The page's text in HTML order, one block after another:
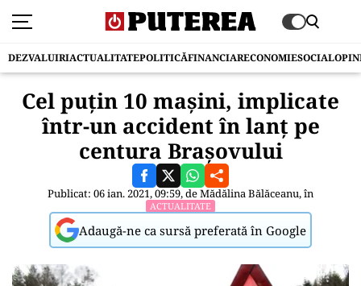
DEZVALUIRIACTUALITATEPOLITICĂFINANCIARECONOMIESOCIAL
Cel puțin 10 mașini, implicate
într-un accident în lanț pe
centura Brașovului
Publicat: 06 ian. 2021, 09:59, deMădălina Bălăceanu, în
ACTUALITATE
Adaugă-ne ca sursă preferată în Google